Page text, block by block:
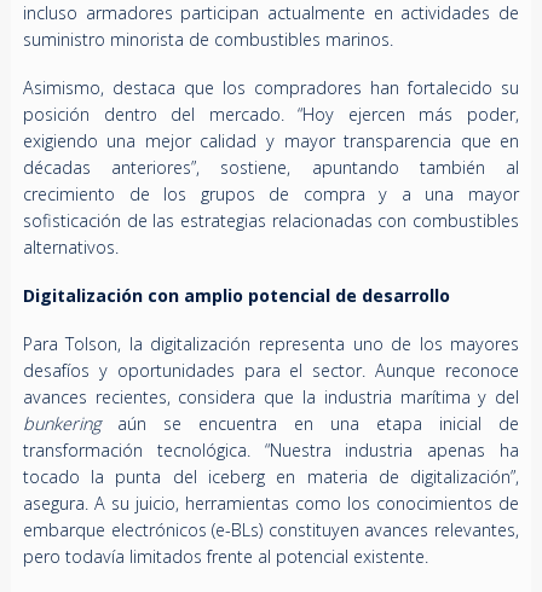
incluso armadores participan actualmente en actividades de
suministro minorista de combustibles marinos.
Asimismo, destaca que los compradores han fortalecido su
posición dentro del mercado. “Hoy ejercen más poder,
exigiendo una mejor calidad y mayor transparencia que en
décadas anteriores”, sostiene, apuntando también al
crecimiento de los grupos de compra y a una mayor
sofisticación de las estrategias relacionadas con combustibles
alternativos.
Digitalización con amplio potencial de desarrollo
Para Tolson, la digitalización representa uno de los mayores
desafíos y oportunidades para el sector. Aunque reconoce
avances recientes, considera que la industria marítima y del
bunkering aún se encuentra en una etapa inicial de
transformación tecnológica. “Nuestra industria apenas ha
tocado la punta del iceberg en materia de digitalización”,
asegura. A su juicio, herramientas como los conocimientos de
embarque electrónicos (e-BLs) constituyen avances relevantes,
pero todavía limitados frente al potencial existente.